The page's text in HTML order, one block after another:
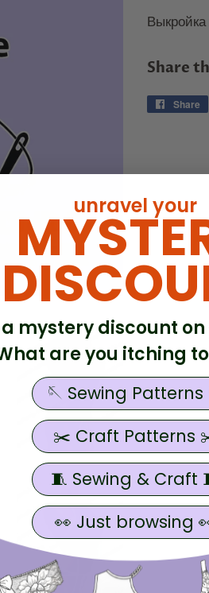
Share
Share
unravel your
a mystery discount
are you itching
🪡 Sewing Patterns
✂️ Craft Patterns
🧵 Sewing & Craft
👀 Just browsing